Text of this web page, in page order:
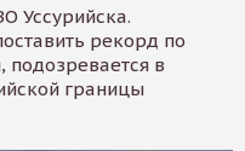
Уссурийска.
рекорд по
подозревается в
границы